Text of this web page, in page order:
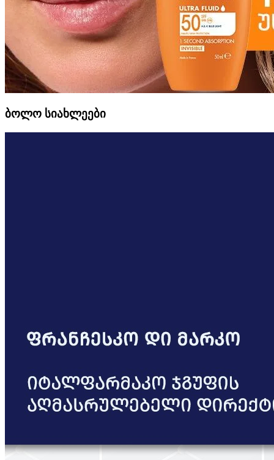
ბოლო სიახლეები